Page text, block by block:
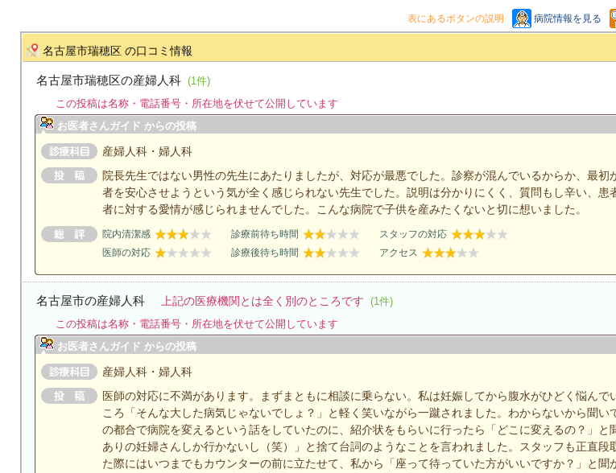
表にあるボタンの説明 病院情報を見る
名古屋市瑞穂区 の口コミ情報
名古屋市瑞穂区の産婦人科 (1件)
この投稿は名称・電話番号・所在地を伏せて公開しています
お医者さんガイド からの投稿
産婦人科・婦人科
院長先生ではない男性の先生にあたりましたが、対応が最悪でした。診察が混んでいるからか、最初
者を安心させようという気が全く感じられない先生でした。説明は分かりにくく、質問もし辛い、患
者に対する愛情が感じられませんでした。こんな病院で子供を産みたくないと切に想いました。
院内清潔感 診療前待ち時間
スタッフの対応
医師の対応
診療後待ち時間 アクセス
名古屋市の産婦人科 上記の医療機関とは全く別のところです (1件)
この投稿は名称・電話番号・所在地を伏せて公開しています
お医者さんガイド からの投稿
産婦人科・婦人科
医師の対応に不満があります。まずまともに相談に乗らない。私は妊娠してから腹水がひどく悩んで
ころ「そんな大した病気じゃないでしょ？」と軽く笑いながら一蹴されました。わからないから聞
の都合で病院を変えるという話をしていたのに、紹介状をもらいに行ったら「どこに変えるの？」と
ありの妊婦さんしか行かないし（笑）」と捨て台詞のようなことを言われました。スタッフも正直段
た際にはいつまでもカウンターの前に立たせて、私から「座って待っていた方がいいですか？」と聞